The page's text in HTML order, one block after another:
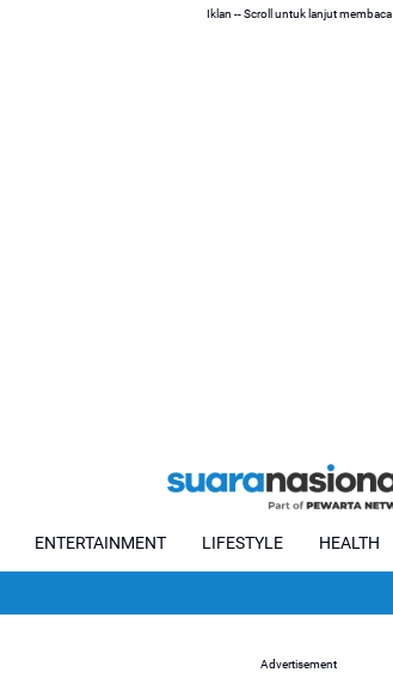
Iklan -- Scroll untuk lanjut membaca
ENTERTAINMENT LIFESTYLE HEALTH
Advertisement